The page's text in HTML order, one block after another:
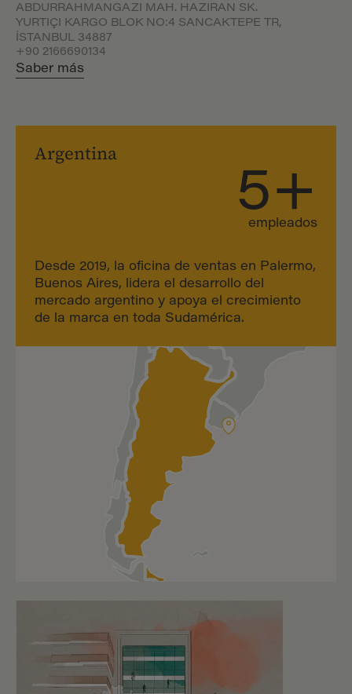
ABDURRAHMANGAZI MAH. HAZIRAN SK.
YURTIÇI KARGO BLOK NO:4 SANCAKTEPE TR,
İSTANBUL 34887
+90 2166690134
Saber más
Argentina
5+
empleados
Desde 2019, la oficina de ventas en Palermo,
Buenos Aires, lidera el desarrollo del
mercado argentino y apoya el crecimiento
de la marca en toda Sudamérica.